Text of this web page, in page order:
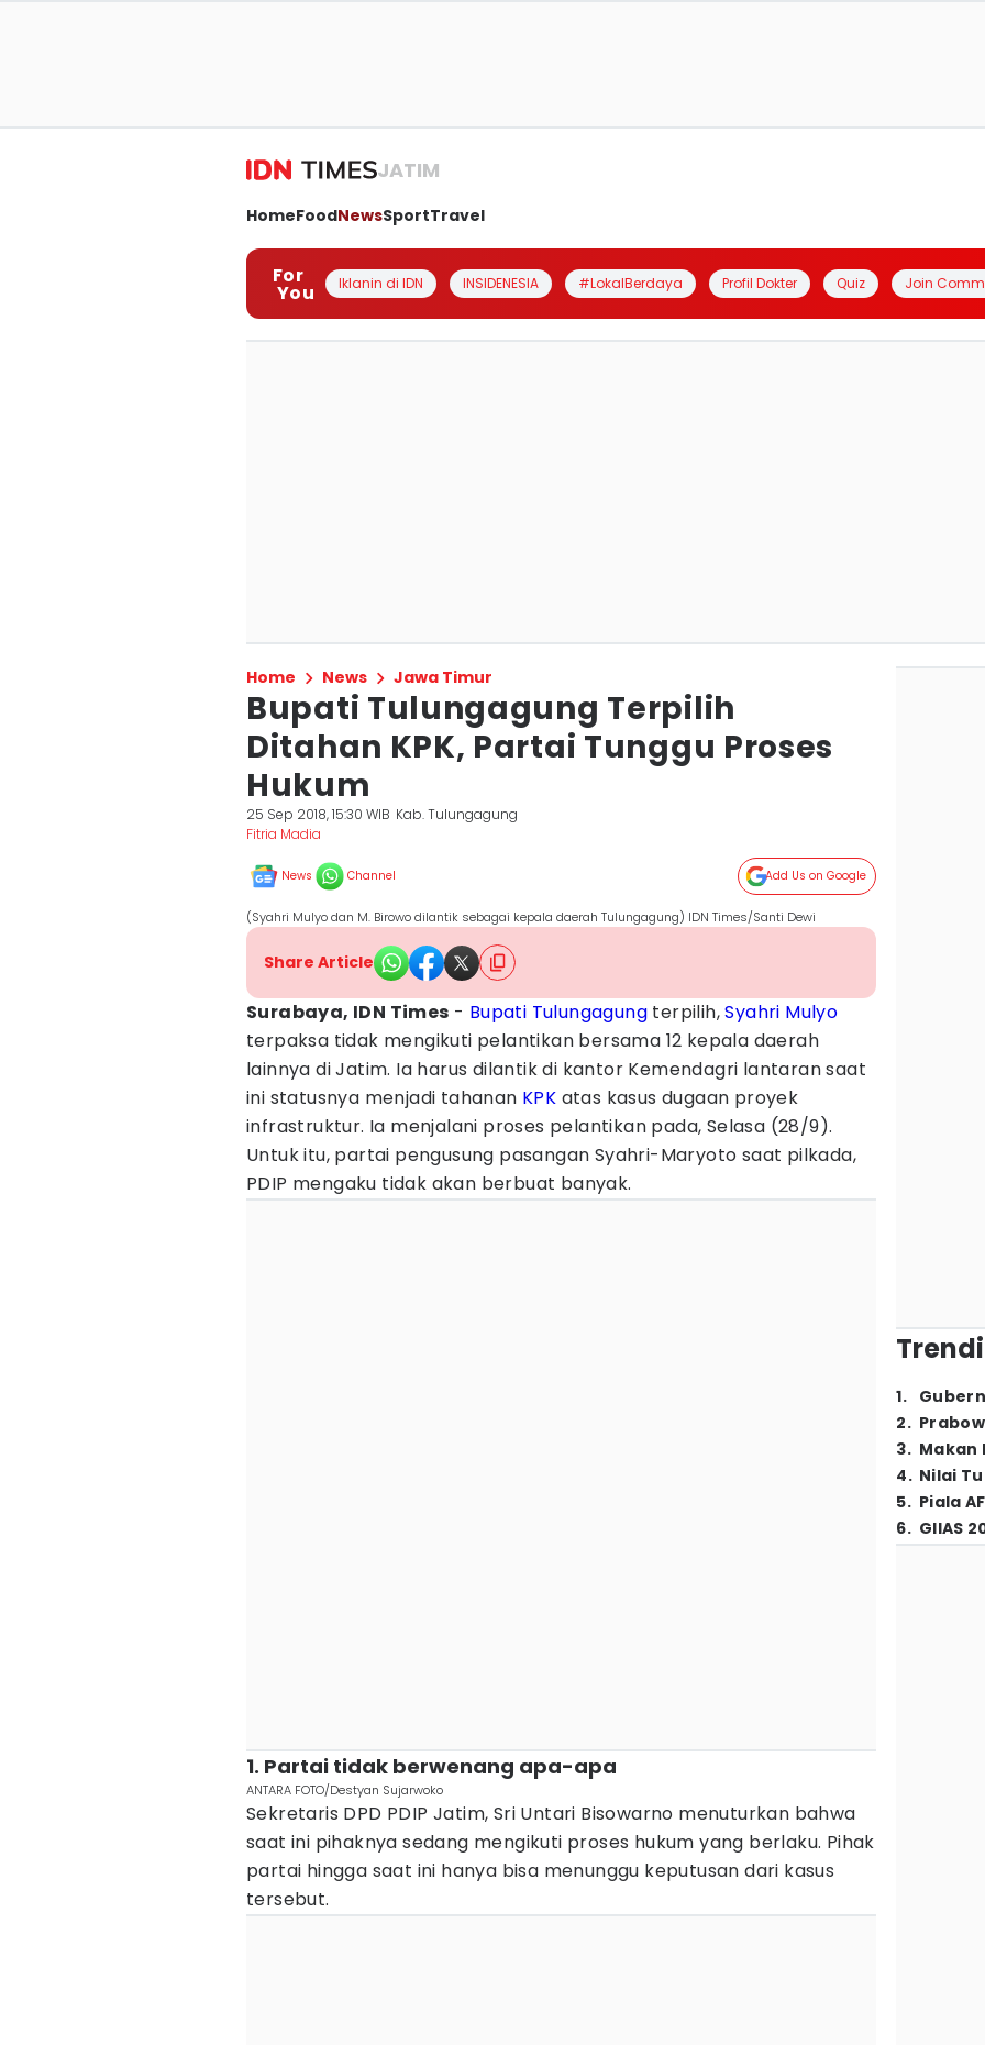
JATIM
HomeFoodNewsSportTravel
For
You Iklanin di IDN INSIDENESIA #LokalBerdaya Profil Dokter Quiz Join
Home News Jawa Timur
Bupati Tulungagung Terpilih
Ditahan KPK, Partai Tunggu Proses
Hukum
25 Sep 2018, 15:30 WIB Kab. Tulungagung
Fitria Madia
News Channel Add Us on Google
(Syahri Mulyo dan M. Birowo dilantik sebagai kepala daerah Tulungagung) IDN Times/Santi Dewi
Share Article
Surabaya, IDN Times - Bupati Tulungagung terpilih,Syahri Mulyo
terpaksa tidak mengikuti pelantikan bersama 12 kepala daerah
lainnya di Jatim. Ia harus dilantik di kantor Kemendagri lantaran saat
ini statusnya menjadi tahanan KPK atas kasus dugaan proyek
infrastruktur. Ia menjalani proses pelantikan pada, Selasa (28/9).
Untuk itu, partai pengusung pasangan Syahri-Maryoto saat pilkada,
PDIP mengaku tidak akan berbuat banyak.
1. Partai tidak berwenang apa-apa
ANTARA FOTO/Destyan Sujarwoko
Sekretaris DPD PDIP Jatim, Sri Untari Bisowarno menuturkan bahwa
saat ini pihaknya sedang mengikuti proses hukum yang berlaku. Pihak
partai hingga saat ini hanya bisa menunggu keputusan dari kasus
tersebut.
1.
2.
3. Makan
4. Nilai
5. Piala
6. GIIAS